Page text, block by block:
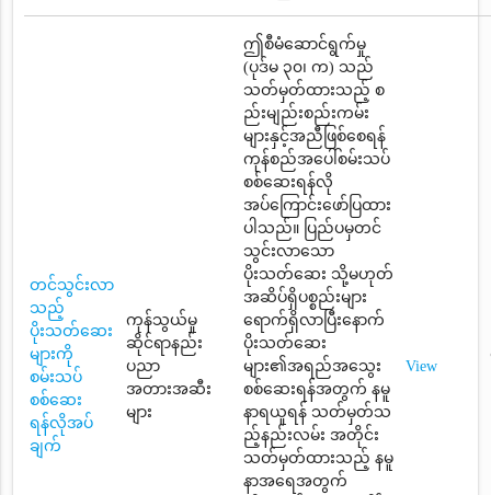
တင်သွင်းလာ
သည့်
ပိုးသတ်ဆေး
များကို
စမ်းသပ်
စစ်ဆေး
ရန်လိုအပ်
ချက်
ကုန်သွယ်မှု
ဆိုင်ရာနည်း
ပညာ
အတားအဆီး
များ
ဤစီမံဆောင်ရွက်မှု
(ပုဒ်မ ၃၀၊ က) သည်
သတ်မှတ်ထားသည့် စ
ည်းမျည်းစည်းကမ်း
များနှင့်အညီဖြစ်စေရန်
ကုန်စည်အပေါ်စမ်းသပ်
စစ်ဆေးရန်လို
အပ်ကြောင်းဖော်ပြထား
ပါသည်။ ပြည်ပမှတင်
သွင်းလာသော
ပိုးသတ်ဆေး သို့မဟုတ်
အဆိပ်ရှိပစ္စည်းများ
ရောက်ရှိလာပြီးနောက်
ပိုးသတ်ဆေး
များ၏အရည်အသွေး
စစ်ဆေးရန်အတွက် နမူ
နာရယူရန် သတ်မှတ်သ
ည့်နည်းလမ်း အတိုင်း
သတ်မှတ်ထားသည့် နမူ
နာအရေအတွက်
View